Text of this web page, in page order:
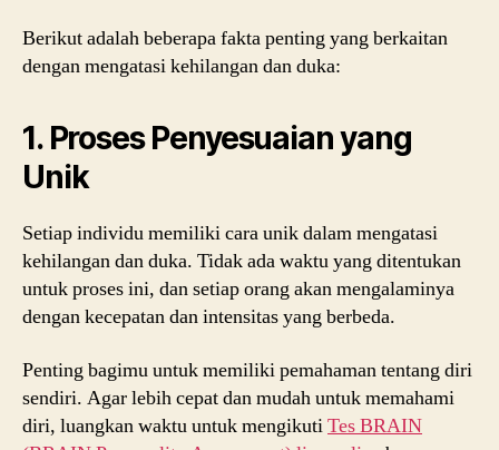
Berikut adalah beberapa fakta penting yang berkaitan
dengan mengatasi kehilangan dan duka:
1. Proses Penyesuaian yang
Unik
Setiap individu memiliki cara unik dalam mengatasi
kehilangan dan duka. Tidak ada waktu yang ditentukan
untuk proses ini, dan setiap orang akan mengalaminya
dengan kecepatan dan intensitas yang berbeda.
Penting bagimu untuk memiliki pemahaman tentang diri
sendiri. Agar lebih cepat dan mudah untuk memahami
diri, luangkan waktu untuk mengikutiTes BRAIN